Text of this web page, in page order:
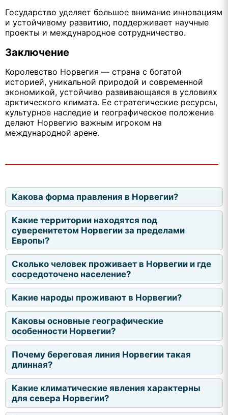
Государство уделяет большое внимание инновациям
и устойчивому развитию, поддерживает научные
проекты и международное сотрудничество.
Заключение
Королевство Норвегия — страна с богатой
историей, уникальной природой и современной
экономикой, устойчиво развивающаяся в условиях
арктического климата. Ее стратегические ресурсы,
культурное наследие и географическое положение
делают Норвегию важным игроком на
международной арене.
Какова форма правления в Норвегии?
Какие территории находятся под
суверенитетом Норвегии за пределами
Европы?
Сколько человек проживает в Норвегии и где
сосредоточено население?
Какие народы проживают в Норвегии?
Каковы основные географические
особенности Норвегии?
Почему береговая линия Норвегии такая
длинная?
Какие климатические явления характерны
для севера Норвегии?